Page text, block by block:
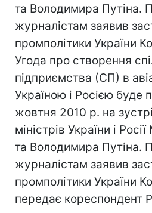
та Володимира Путіна.
журналістам заявив
промполітики України
Угода про створення
підприємства (СП) в
Україною і Росією буде
жовтня 2010 р. на
міністрів України і
та Володимира Путіна.
журналістам заявив
промполітики України
передає кореспондент